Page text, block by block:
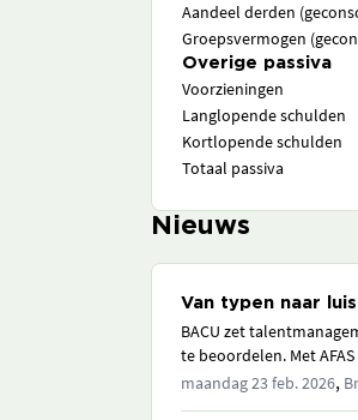
Aandeel derden
Groepsvermogen
Overige passiva
Voorzieningen
Langlopende schulden
Kortlopende schulden
Totaal passiva
Nieuws
Van typen naar
BACU zet
te beoordelen. Met
maandag 23 feb. 2026,